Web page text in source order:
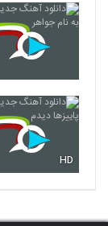
5332
HD